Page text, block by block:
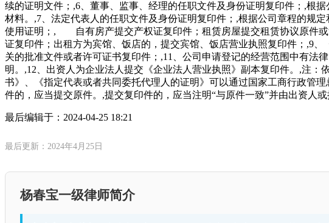
续的证明文件；,6、董事、监事、经理的任职文件及身份证明复印件；,根
材料。,7、法定代表人的任职文件及身份证明复印件；,根据公司章程的规
使用证明；, 自有房产提交产权证复印件；租赁房屋提交租赁协议原件或
证复印件；出租方为宾馆、饭店的，提交宾馆、饭店营业执照复印件；,9
关的批准文件或者许可证书复印件；,11、公司申请登记的经营范围中有法
明。,12、出资人为企业法人提交《企业法人营业执照》副本复印件。,注
书》、《指定代表或者共同委托代理人的证明》可以通过国家工商行政管
件的，应当提交原件。,提交复印件的，应当注明“与原件一致”并由出资人
最后编辑于： 2024-04-25 18:21
最后更新：2024年4月25日
杨春宝一级律师简介